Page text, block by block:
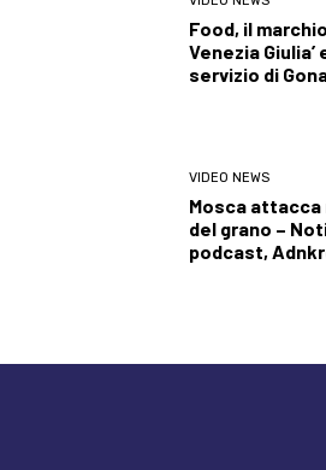
Food, il
Venezia Giulia’
servizio di
VIDEO NEWS
Mosca attacca
del grano –
podcast,